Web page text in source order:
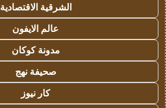
الشرقية الاقتصادية
عالم الايفون
مدونة كوكان
صحيفة نهج
كار نيوز